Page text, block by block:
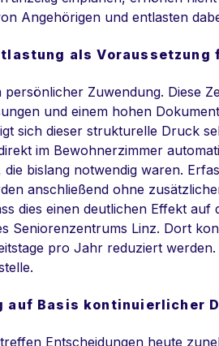
Angehörigen und entlasten
als Voraussetzung
persönlicher Zuwendung. Diese
und einem hohen
sich dieser strukturelle Druck
im Bewohnerzimmer
bislang notwendig waren.
anschließend ohne
dies einen deutlichen Effekt
Seniorenzentrums Linz. Dort
pro Jahr reduziert
auf Basis kontinuierlicher
Entscheidungen heute